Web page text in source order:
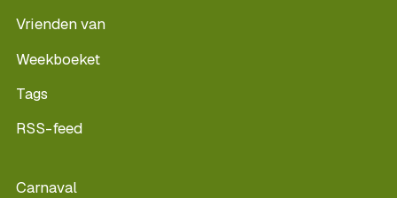
Vrienden van
Weekboeket
Tags
RSS-feed
Carnaval